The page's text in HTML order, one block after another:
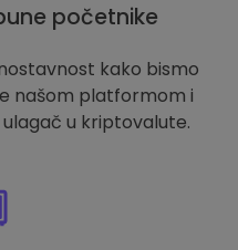
početnike
kako bismo
našom platformom i
u kriptovalute.